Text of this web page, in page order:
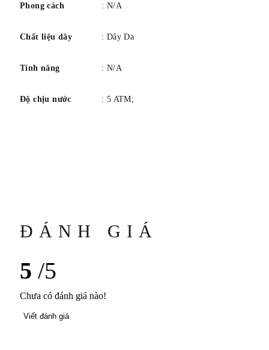
Phong cách : N/A
Chất liệu dây : Dây Da
Tính năng : N/A
Độ chịu nước : 5 ATM;
ĐÁNH GIÁ
5 /5
Chưa có đánh giá nào!
Viết đánh giá